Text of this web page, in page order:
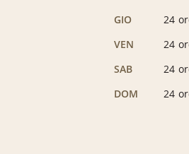
GIO
24
VEN
24
SAB
24
DOM
24